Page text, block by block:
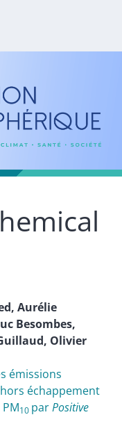
, Aurélie
Besombes,
, Olivier
émissions
échappement
10 parPositive